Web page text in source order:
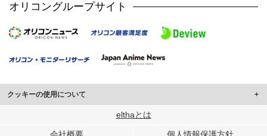
オリコングループサイト
クッキーの使用について
このサイトでは Cookie を使用して、ユーザーに合わせたコンテンツや広告の
elthaとは